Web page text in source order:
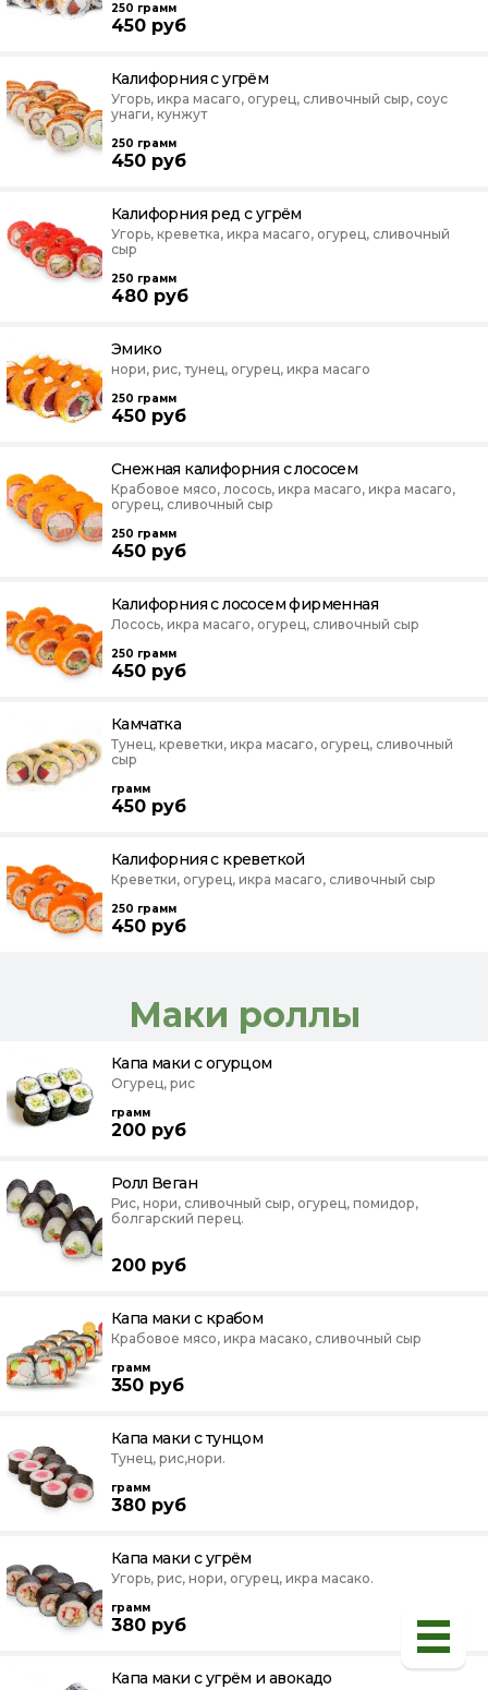
250 грамм
450 руб
Калифорния с угрём
Угорь, икра масаго, огурец, сливочный сыр, соус
унаги, кунжут
250 грамм
450 руб
Калифорния ред с угрём
Угорь, креветка, икра масаго, огурец, сливочный
сыр
250 грамм
480 руб
Эмико
нори, рис, тунец, огурец, икра масаго
250 грамм
450 руб
Снежная калифорния с лососем
Крабовое мясо, лосось, икра масаго, икра масаго,
огурец, сливочный сыр
250 грамм
450 руб
Калифорния с лососем фирменная
Лосось, икра масаго, огурец, сливочный сыр
250 грамм
450 руб
Камчатка
Тунец, креветки, икра масаго, огурец, сливочный
сыр
грамм
450 руб
Калифорния с креветкой
Креветки, огурец, икра масаго, сливочный сыр
250 грамм
450 руб
Маки роллы
Капа маки с огурцом
Огурец, рис
грамм
200 руб
Ролл Веган
Рис, нори, сливочный сыр, огурец, помидор,
болгарский перец.
200 руб
Капа маки с крабом
Крабовое мясо, икра масако, сливочный сыр
грамм
350 руб
Капа маки с тунцом
Тунец, рис,нори.
грамм
380 руб
Капа маки с угрём
Угорь, рис, нори, огурец, икра масако.
грамм
380 руб
Капа маки с угрём и авокадо